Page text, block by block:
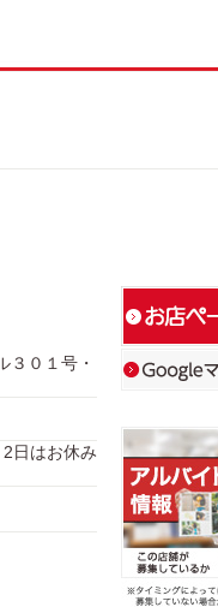
３０１号・
日はお休み